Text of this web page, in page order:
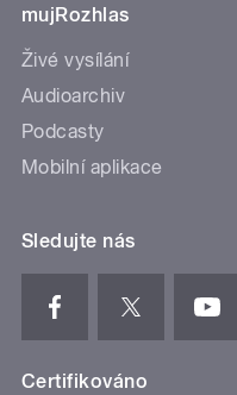
mujRozhlas
Živé vysílání
Audioarchiv
Podcasty
Mobilní aplikace
Sledujte nás
Certifikováno